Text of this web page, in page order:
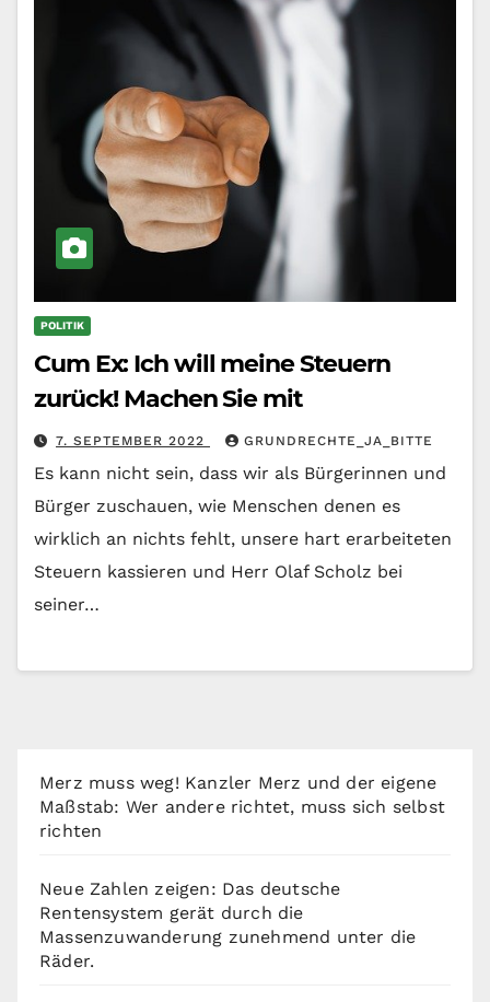
POLITIK
Cum Ex: Ich will meine Steuern
zurück! Machen Sie mit
7. SEPTEMBER 2022 GRUNDRECHTE_JA_BITTE
Es kann nicht sein, dass wir als Bürgerinnen und
Bürger zuschauen, wie Menschen denen es
wirklich an nichts fehlt, unsere hart erarbeiteten
Steuern kassieren und Herr Olaf Scholz bei
seiner…
Merz muss weg! Kanzler Merz und der eigene
Maßstab: Wer andere richtet, muss sich selbst
richten
Neue Zahlen zeigen: Das deutsche
Rentensystem gerät durch die
Massenzuwanderung zunehmend unter die
Räder.